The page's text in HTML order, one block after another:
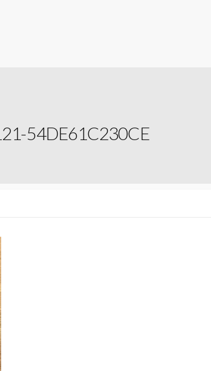
54DE61C230CE